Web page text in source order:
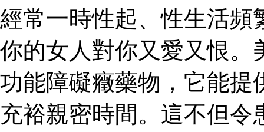
經常一時性起、性生活頻
你的女人對你又愛又恨。
功能障礙癥藥物，它能提
充裕親密時間。這不但